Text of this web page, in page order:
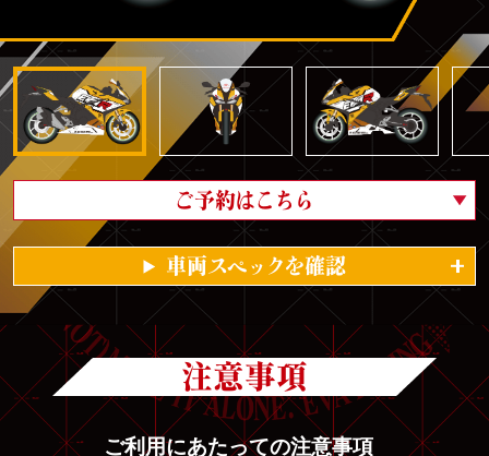
ご予約はこちら
車両スペックを確認
注意事項
ご利用にあたっての注意事項